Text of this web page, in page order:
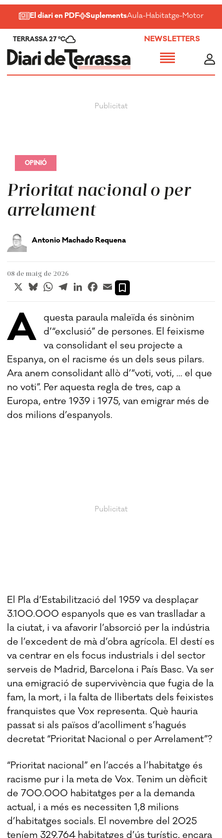
El diari en PDF SuplementsAula-Habitatge-Motor-
TERRASSA 27 ºC NEWSLETTERS
OPINIÓ
Prioritat nacional o per
arrelament
Antonio Machado Requena
08 de maig de 2026
X BlueskyWhatsApp
TelegramLinkedInFacebook
Email
A
questa paraula maleïda és sinònim
d’“exclusió” de persones. El feixisme
va consolidant el seu projecte a
Espanya, on el racisme és un dels seus pilars.
Ara anem consolidant allò d’“voti, voti, ... el que
no voti”. Per aquesta regla de tres, cap a
Europa, entre 1939 i 1975, van emigrar més de
dos milions d’espanyols.
El Pla d’Estabilització del 1959 va desplaçar
3.100.000 espanyols que es van traslladar a
la ciutat, i va afavorir l’absorció per la indústria
de l’excedent de mà d’obra agrícola. El destí es
va centrar en els focus industrials i del sector
serveis de Madrid, Barcelona i País Basc. Va ser
una emigració de supervivència que fugia de la
fam, la mort, i la falta de llibertats dels feixistes
franquistes que Vox representa. Què hauria
passat si als països d’acolliment s’hagués
decretat “Prioritat Nacional o per Arrelament”?
“Prioritat nacional” en l’accés a l’habitatge és
racisme pur i la meta de Vox. Tenim un dèficit
de 700.000 habitatges per a la demanda
actual, i a més es necessiten 1,8 milions
d’habitatges socials. El novembre del 2025
teníem 329.764 habitatges d’ús turístic, encara